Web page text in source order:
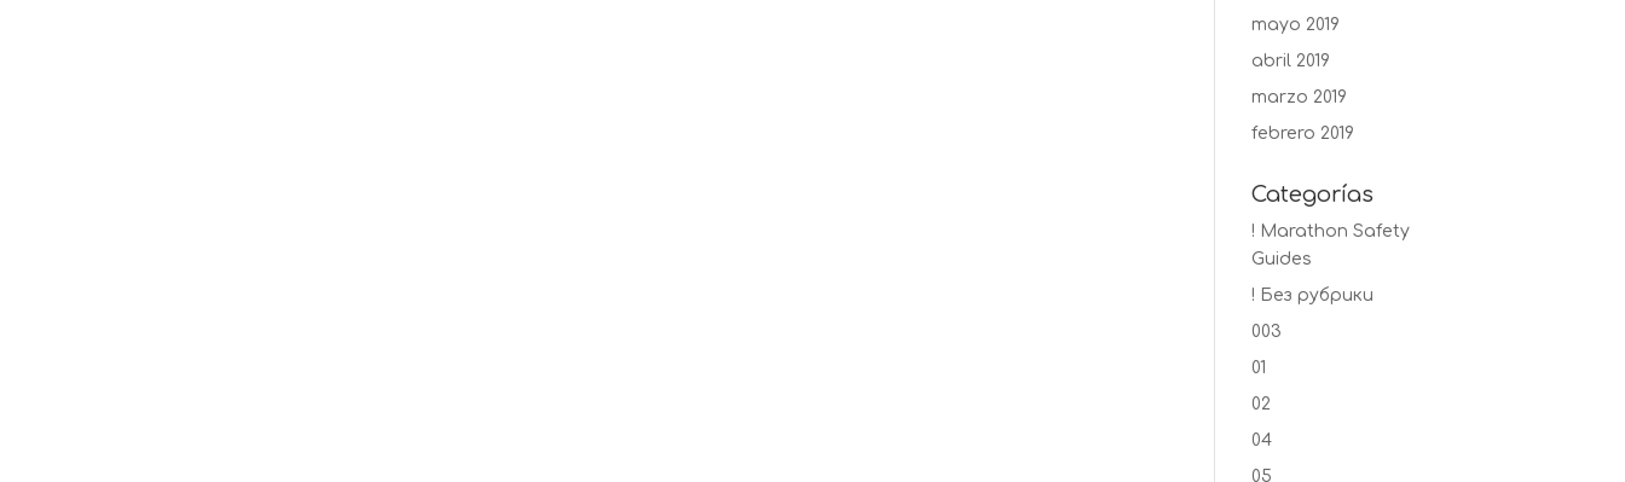
mayo 2019
abril 2019
marzo 2019
febrero 2019
Categorías
! Marathon Safety
Guides
! Без рубрики
003
01
02
04
05